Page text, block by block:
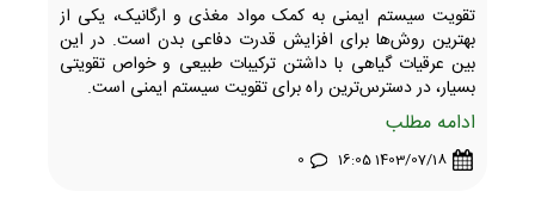
تقویت سیستم ایمنی به کمک مواد مغذی و ارگانیک، یکی از
بهترین روش‌ها برای افزایش قدرت دفاعی بدن است. در این
بین عرقیات گیاهی با داشتن ترکیبات طبیعی و خواص تقویتی
بسیار، در دسترس‌ترین راه برای تقویت سیستم ایمنی است.
ادامه مطلب
1403/07/18 16:05
0